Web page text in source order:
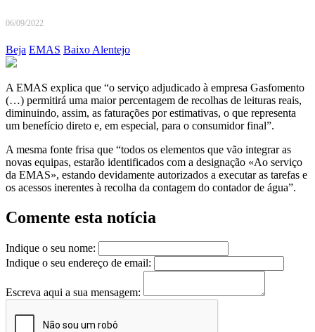
06/09/2022
Beja EMAS Baixo Alentejo
A EMAS explica que “o serviço adjudicado à empresa Gasfomento
(…) permitirá uma maior percentagem de recolhas de leituras reais,
diminuindo, assim, as faturações por estimativas, o que representa
um benefício direto e, em especial, para o consumidor final”.
A mesma fonte frisa que “todos os elementos que vão integrar as
novas equipas, estarão identificados com a designação «Ao serviço
da EMAS», estando devidamente autorizados a executar as tarefas e
os acessos inerentes à recolha da contagem do contador de água”.
Comente esta notícia
Indique o seu nome:
Indique o seu endereço de email:
Escreva aqui a sua mensagem: